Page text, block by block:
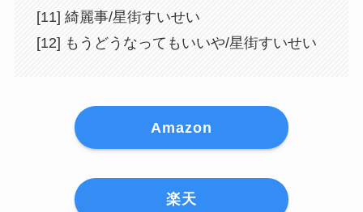
[11] 綺麗事/星街すいせい
[12] もうどうなってもいいや/星街すいせい
Amazon
楽天